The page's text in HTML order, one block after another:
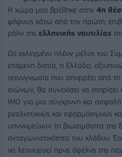
Η χώρα μας βρέθηκε στην 4η
ψήφους κάτω από την πρώτη,
ρόλο της ελληνικής ναυτιλίας
Ως εκλεγμένο πλέον μέλος του
επόμενη διετία, η Ελλάδα,
τεχνογνωσία που απορρέει από
αιώνων, θα συνεχίσει να
ΙΜΟ για μια σύγχρονη και ασφαλή
ρεαλιστικούς και εφαρμόσιμους
υπονομεύουν τη βιωσιμότητα της
ανταγωνιστικότητα του κλάδου.
να λειτουργεί προς όφελος της